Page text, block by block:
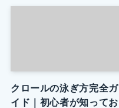
クロールの泳ぎ方完全ガ
イド｜初心者が知ってお